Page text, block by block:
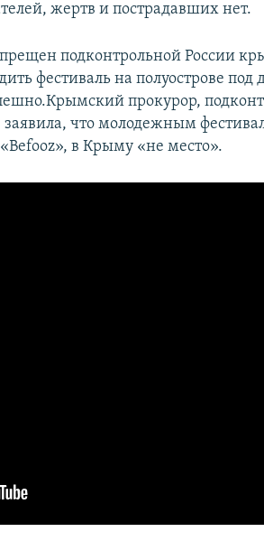
жертв и пострадавших нет.
подконтрольной России
фестиваль на полуострове под
прокурор,
что молодежным
в Крыму «не место».